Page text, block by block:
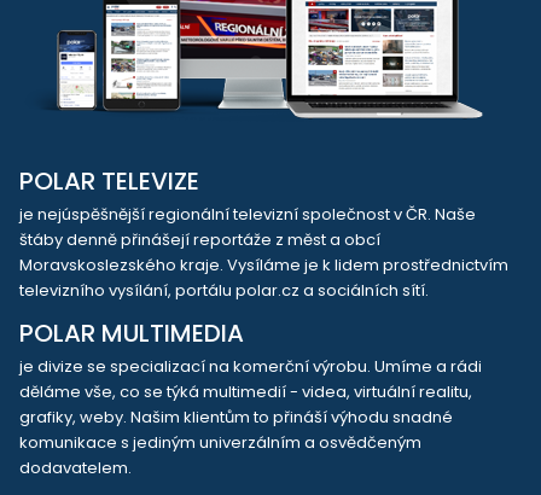
POLAR TELEVIZE
je nejúspěšnější regionální televizní společnost v ČR. Naše
štáby denně přinášejí reportáže z měst a obcí
Moravskoslezského kraje. Vysíláme je k lidem prostřednictvím
televizního vysílání, portálu polar.cz a sociálních sítí.
POLAR MULTIMEDIA
je divize se specializací na komerční výrobu. Umíme a rádi
děláme vše, co se týká multimedií - videa, virtuální realitu,
grafiky, weby. Našim klientům to přináší výhodu snadné
komunikace s jediným univerzálním a osvědčeným
dodavatelem.